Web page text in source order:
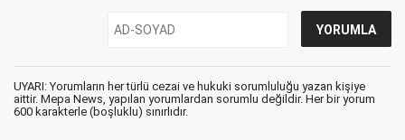
UYARI: Yorumların her türlü cezai ve hukuki sorumluluğu yazan kişiye
aittir. Mepa News, yapılan yorumlardan sorumlu değildir. Her bir yorum
600 karakterle (boşluklu) sınırlıdır.